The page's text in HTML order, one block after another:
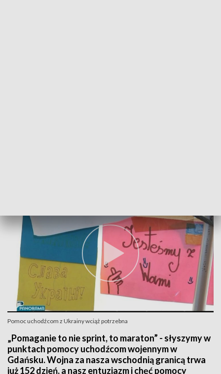
Pomoc uchodźcom z Ukrainy wciąż potrzebna
„Pomaganie to nie sprint, to maraton” - słyszymy w
punktach pomocy uchodźcom wojennym w
Gdańsku. Wojna za nasza wschodnią granicą trwa
już 152 dzień, a nasz entuzjazm i chęć pomocy